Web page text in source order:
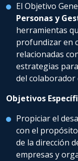
El Objetivo
Personas y
herramientas
profundizar en
relacionadas
estrategias
del colaborador
Objetivos
Propiciar el
con el
de la dirección
empresas y